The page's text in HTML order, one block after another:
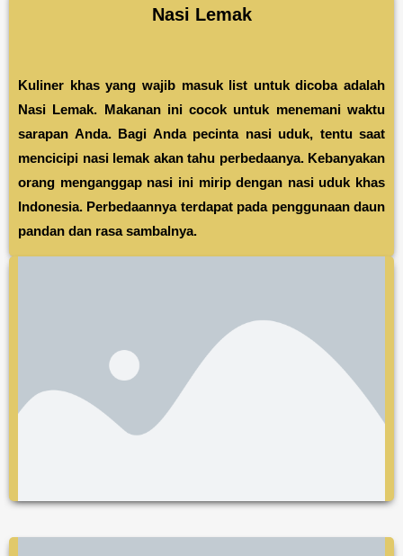
Nasi Lemak
Kuliner khas yang wajib masuk list untuk dicoba adalah
Nasi Lemak. Makanan ini cocok untuk menemani waktu
sarapan Anda. Bagi Anda pecinta nasi uduk, tentu saat
mencicipi nasi lemak akan tahu perbedaanya. Kebanyakan
orang menganggap nasi ini mirip dengan nasi uduk khas
Indonesia. Perbedaannya terdapat pada penggunaan daun
pandan dan rasa sambalnya.